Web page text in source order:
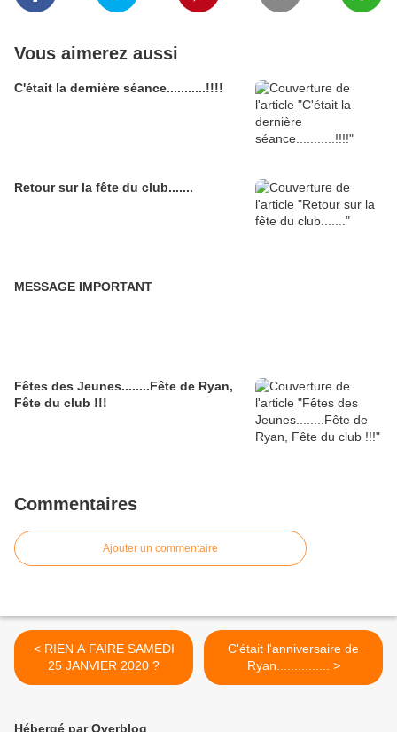
Vous aimerez aussi
C'était la dernière séance...........!!!!
Retour sur la fête du club.......
MESSAGE IMPORTANT
Fêtes des Jeunes........Fête de Ryan,
Fête du club !!!
Commentaires
Ajouter un commentaire
< RIEN A FAIRE SAMEDI
25 JANVIER 2020 ?
C'était l'anniversaire de
Ryan............... >
Hébergé par Overblog